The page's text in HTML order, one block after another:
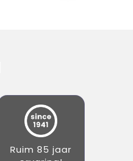
Ruim 85 jaar